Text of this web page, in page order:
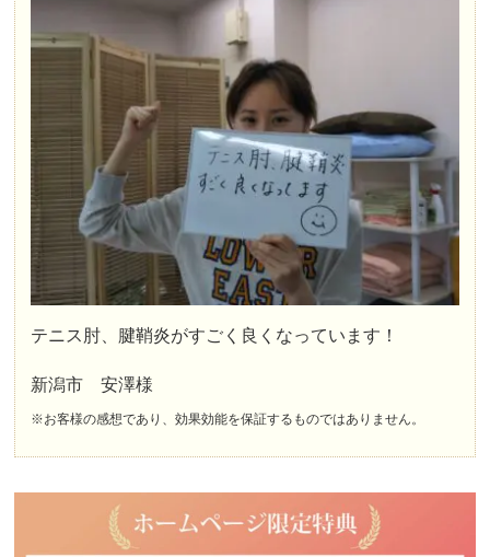
テニス肘、腱鞘炎がすごく良くなっています！
新潟市 安澤様
※お客様の感想であり、効果効能を保証するものではありません。